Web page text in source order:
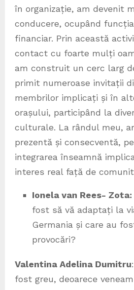
în organizație, am devenit
conducere, ocupând
financiar. Prin această
contact cu foarte mulți
am construit un cerc larg
primit numeroase invitații
membrilor implicați și în
orașului, participând la
culturale. La rândul meu,
prezentă și consecventă,
integrarea înseamnă
interes real față de
Ionela van Rees- Zota:
fost să vă adaptați la
Germania și care au
provocări?
Valentina Adelina Dumitru
fost greu, deoarece